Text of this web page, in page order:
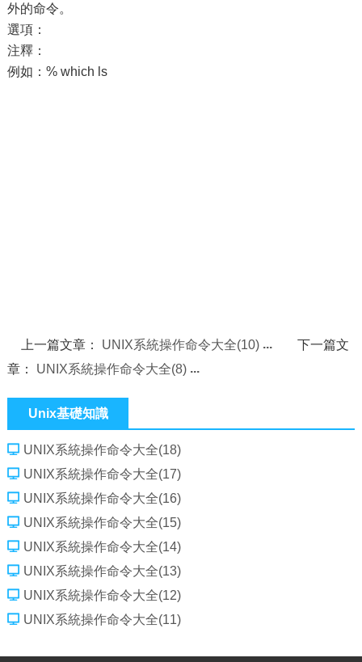
外的命令。
選項：
注釋：
例如：% which ls
上一篇文章： UNIX系統操作命令大全(10)
下一篇文
章： UNIX系統操作命令大全(8)
Unix基礎知識
UNIX系統操作命令大全(18)
UNIX系統操作命令大全(17)
UNIX系統操作命令大全(16)
UNIX系統操作命令大全(15)
UNIX系統操作命令大全(14)
UNIX系統操作命令大全(13)
UNIX系統操作命令大全(12)
UNIX系統操作命令大全(11)